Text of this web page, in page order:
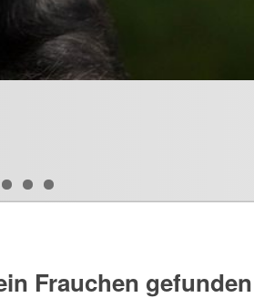
Frauchen gefunden